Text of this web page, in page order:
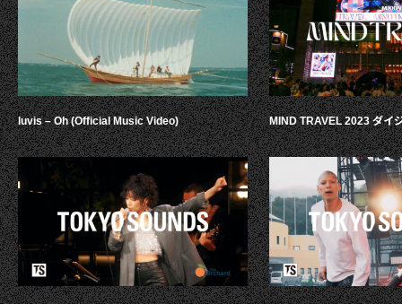
luvis – Oh (Official Music Video) MIND TRAVEL 2023 ダイ